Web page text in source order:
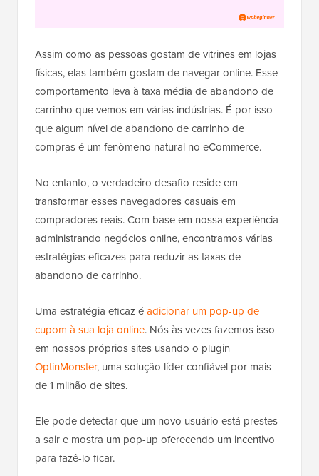
Assim como as pessoas gostam de vitrines em lojas
físicas, elas também gostam de navegar online. Esse
comportamento leva à taxa média de abandono de
carrinho que vemos em várias indústrias. É por isso
que algum nível de abandono de carrinho de
compras é um fenômeno natural no eCommerce.
No entanto, o verdadeiro desafio reside em
transformar esses navegadores casuais em
compradores reais. Com base em nossa experiência
administrando negócios online, encontramos várias
estratégias eficazes para reduzir as taxas de
abandono de carrinho.
Uma estratégia eficaz éadicionar um pop-up de
cupom à sua loja online. Nós às vezes fazemos isso
em nossos próprios sites usando o plugin
OptinMonster, uma solução líder confiável por mais
de 1 milhão de sites.
Ele pode detectar que um novo usuário está prestes
a sair e mostra um pop-up oferecendo um incentivo
para fazê-lo ficar.